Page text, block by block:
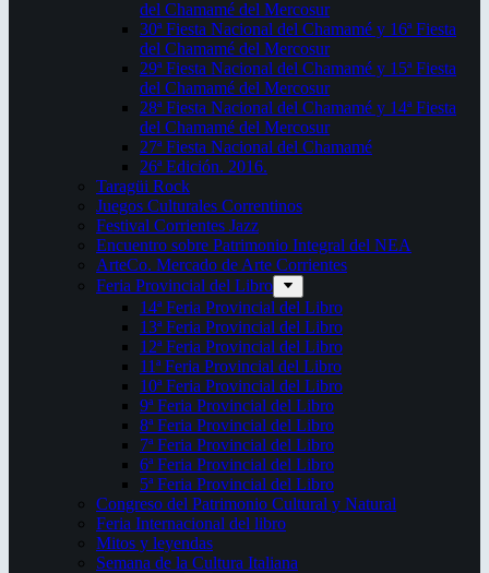
del Chamamé del Mercosur
30ª Fiesta Nacional del Chamamé y 16ª Fiesta
del Chamamé del Mercosur
29ª Fiesta Nacional del Chamamé y 15ª Fiesta
del Chamamé del Mercosur
28ª Fiesta Nacional del Chamamé y 14ª Fiesta
del Chamamé del Mercosur
27ª Fiesta Nacional del Chamamé
26ª Edición. 2016.
Taragüi Rock
Juegos Culturales Correntinos
Festival Corrientes Jazz
Encuentro sobre Patrimonio Integral del NEA
ArteCo. Mercado de Arte Corrientes
Feria Provincial del Libro
14ª Feria Provincial del Libro
13ª Feria Provincial del Libro
12ª Feria Provincial del Libro
11ª Feria Provincial del Libro
10ª Feria Provincial del Libro
9ª Feria Provincial del Libro
8ª Feria Provincial del Libro
7ª Feria Provincial del Libro
6ª Feria Provincial del Libro
5ª Feria Provincial del Libro
Congreso del Patrimonio Cultural y Natural
Feria Internacional del libro
Mitos y leyendas
Semana de la Cultura Italiana